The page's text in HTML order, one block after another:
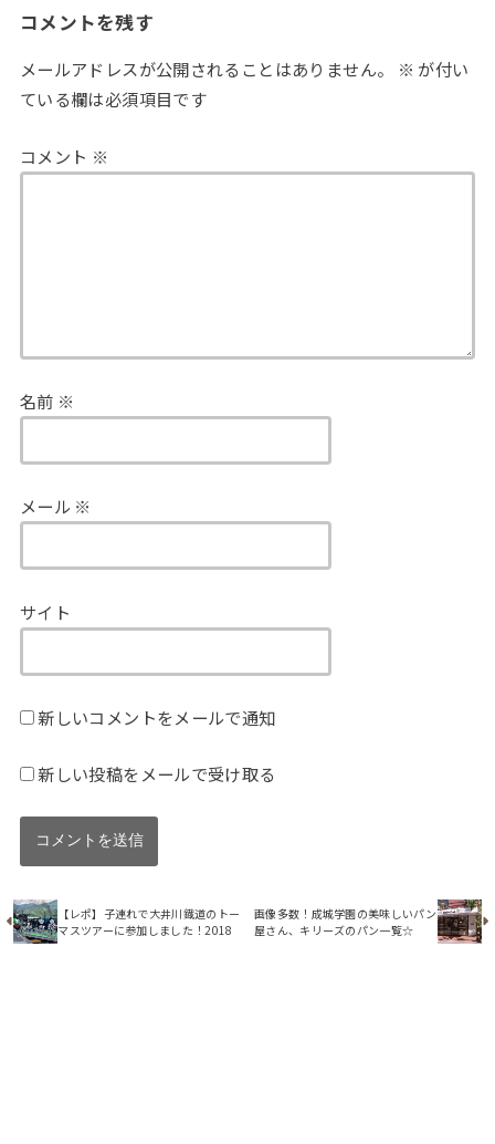
コメントを残す
メールアドレスが公開されることはありません。 ※ が付い
ている欄は必須項目です
コメント ※
名前 ※
メール ※
サイト
新しいコメントをメールで通知
新しい投稿をメールで受け取る
【レポ】子連れで大井川鐡道のトー
マスツアーに参加しました！2018
画像多数！成城学園の美味しいパン
屋さん、キリーズのパン一覧☆